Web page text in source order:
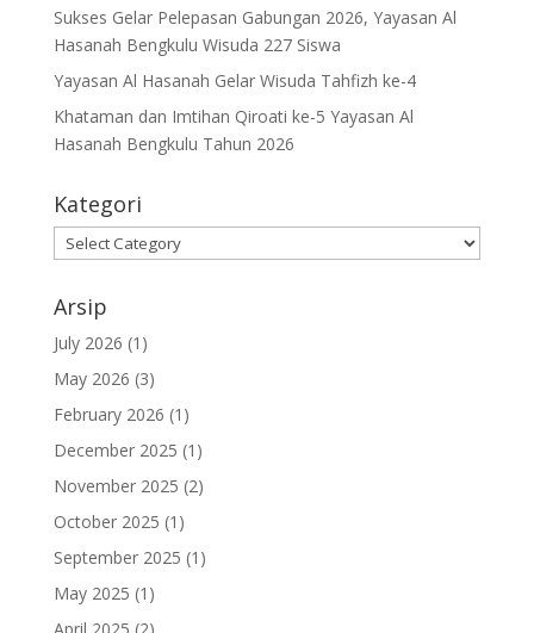
Sukses Gelar Pelepasan Gabungan 2026, Yayasan Al
Hasanah Bengkulu Wisuda 227 Siswa
Yayasan Al Hasanah Gelar Wisuda Tahfizh ke-4
Khataman dan Imtihan Qiroati ke-5 Yayasan Al
Hasanah Bengkulu Tahun 2026
Kategori
Kategori
Arsip
July 2026 (1)
May 2026 (3)
February 2026 (1)
December 2025 (1)
November 2025 (2)
October 2025 (1)
September 2025 (1)
May 2025 (1)